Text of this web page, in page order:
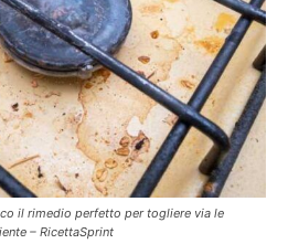
il rimedio perfetto per togliere via le
– RicettaSprint